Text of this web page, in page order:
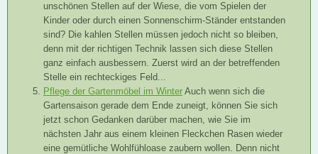
unschönen Stellen auf der Wiese, die vom Spielen der
Kinder oder durch einen Sonnenschirm-Ständer entstanden
sind? Die kahlen Stellen müssen jedoch nicht so bleiben,
denn mit der richtigen Technik lassen sich diese Stellen
ganz einfach ausbessern. Zuerst wird an der betreffenden
Stelle ein rechteckiges Feld...
Pflege der Gartenmöbel im Winter Auch wenn sich die
Gartensaison gerade dem Ende zuneigt, können Sie sich
jetzt schon Gedanken darüber machen, wie Sie im
nächsten Jahr aus einem kleinen Fleckchen Rasen wieder
eine gemütliche Wohlfühloase zaubern wollen. Denn nicht